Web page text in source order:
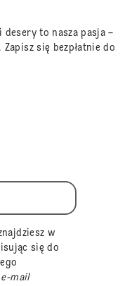
desery to nasza pasja –
się bezpłatnie do
w
się do
e-mail